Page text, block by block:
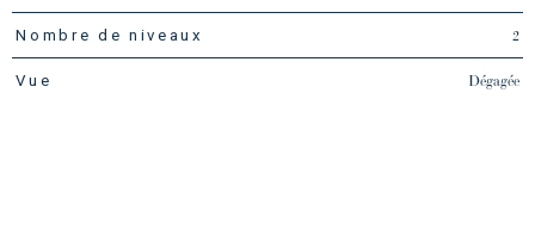
Nombre de niveaux 2
Vue Dégagée